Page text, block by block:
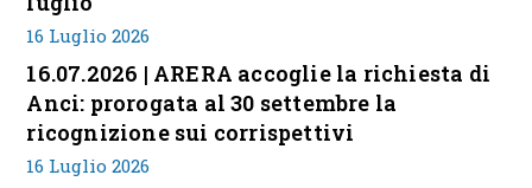
16 Luglio 2026
16.07.2026 | ARERA accoglie la richiesta di
Anci: prorogata al 30 settembre la
ricognizione sui corrispettivi
16 Luglio 2026